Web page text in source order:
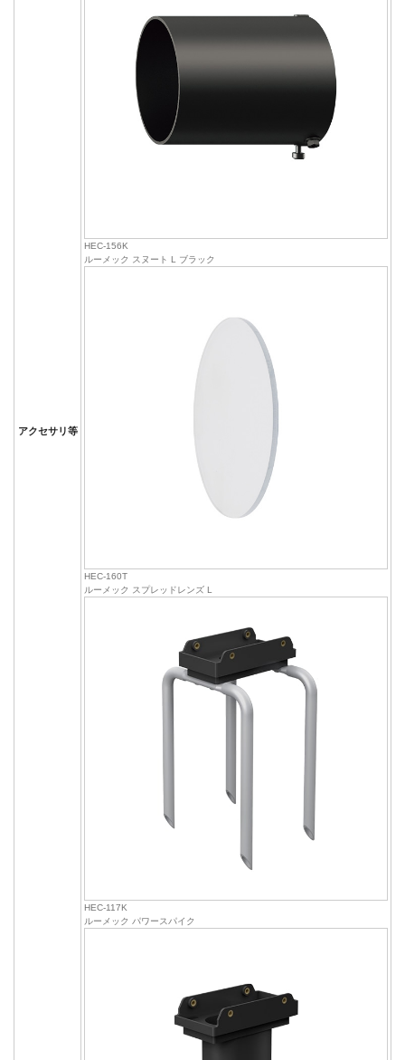
アクセサリ等
HEC-156K
ルーメック スヌート L ブラック
HEC-160T
ルーメック スプレッドレンズ L
HEC-117K
ルーメック パワースパイク